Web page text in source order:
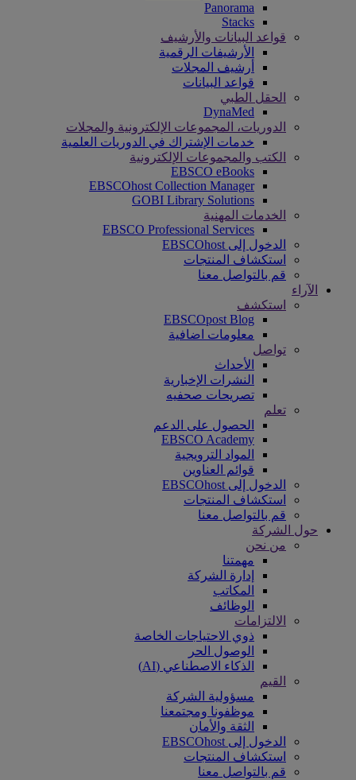
Panorama
Stacks
قواعد البيانات والأرشيف
الأرشيفات الرقمية
أرشيف المجلات
قواعد البيانات
الحقل الطبي
DynaMed
الدوريات، المجموعات الإلكترونية والمجلات
خدمات الإشتراك في الدوريات العلمية
الكتب والمجموعات الإلكترونية
EBSCO eBooks
EBSCOhost Collection Manager
GOBI Library Solutions
الخدمات المهنية
EBSCO Professional Services
الدخول إلى EBSCOhost
استكشاف المنتجات
قم بالتواصل معنا
الآراء
استكشف
EBSCOpost Blog
معلومات اضافية
تواصل
الأحداث
النشرات الإخبارية
تصريحات صحفيه
تعلم
الحصول على الدعم
EBSCO Academy
المواد الترويجية
قوائم العناوين
الدخول إلى EBSCOhost
استكشاف المنتجات
قم بالتواصل معنا
حول الشركة
من نحن
مهمتنا
إدارة الشركة
المكاتب
الوظائف
الالتزامات
ذوي الاحتياجات الخاصة
الوصول الحر
الذكاء الاصطناعي (AI)
القيم
مسؤولية الشركة
موظفونا ومجتمعنا
الثقة والأمان
الدخول إلى EBSCOhost
استكشاف المنتجات
قم بالتواصل معنا